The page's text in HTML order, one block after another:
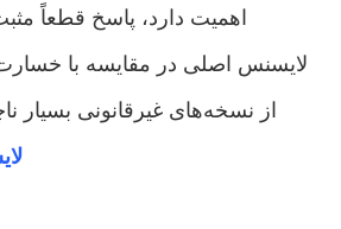
اهمیت دارد، پاسخ قطعاً
لایسنس اصلی در مقایسه با
از نسخه‌های غیرقانونی بسیار